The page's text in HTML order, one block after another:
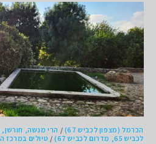
הכרמל (מצפון לכביש 67) / הרי מנשה,
לכביש 65, מדרום לכביש 67)
/ טיולים במרכז